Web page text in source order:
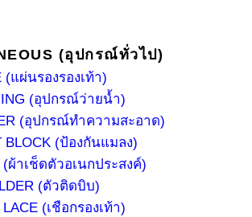
(อุปกรณ์ทั่วไป)
(แผ่นรองรองเท้า)
(อุปกรณ์ว่ายน้ำ)
(อุปกรณ์ทำความสะอาด)
BLOCK (ป้องกันแมลง)
(ผ้าเช็ดตัวอเนกประสงค์)
(ตัวติดบิบ)
LACE (เชือกรองเท้า)